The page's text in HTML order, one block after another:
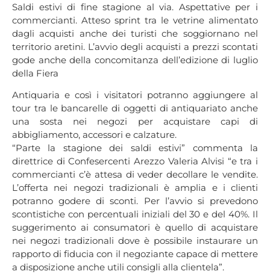
Saldi estivi di fine stagione al via. Aspettative per i
commercianti. Atteso sprint tra le vetrine alimentato
dagli acquisti anche dei turisti che soggiornano nel
territorio aretini. L’avvio degli acquisti a prezzi scontati
gode anche della concomitanza dell’edizione di luglio
della Fiera
Antiquaria e così i visitatori potranno aggiungere al
tour tra le bancarelle di oggetti di antiquariato anche
una sosta nei negozi per acquistare capi di
abbigliamento, accessori e calzature.
“Parte la stagione dei saldi estivi” commenta la
direttrice di Confesercenti Arezzo Valeria Alvisi “e tra i
commercianti c’è attesa di veder decollare le vendite.
L’offerta nei negozi tradizionali è amplia e i clienti
potranno godere di sconti. Per l’avvio si prevedono
scontistiche con percentuali iniziali del 30 e del 40%. Il
suggerimento ai consumatori è quello di acquistare
nei negozi tradizionali dove è possibile instaurare un
rapporto di fiducia con il negoziante capace di mettere
a disposizione anche utili consigli alla clientela”.